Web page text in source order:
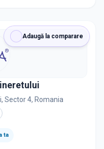
Adaugă la comparare
Sector 4, Romania
ta